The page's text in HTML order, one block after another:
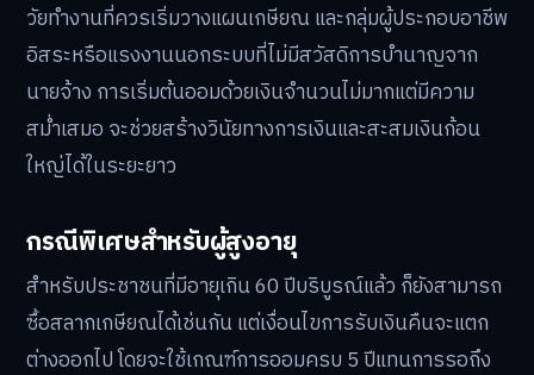
ผู้ที่มีสิทธิ์ซื้อสลากเกษียณจะต้องมีคุณสมบัติดังนี้:
มีสัญชาติไทย และมีอายุตั้งแต่ 15 ปีบริบูรณ์ขึ้นไป
ต้องสมัครเป็นสมาชิกของกองทุนการออมแห่งชาติ
(กอช.) ก่อน เนื่องจากเงินออมจะถูกนำฝากเข้าบัญชี
กอช. ของแต่ละบุคคล
ผลิตภัณฑ์นี้มุ่งเน้นไปที่กลุ่มคนรุ่นใหม่ (อายุ 20-40 ปี) ซึ่งเป็น
วัยทำงานที่ควรเริ่มวางแผนเกษียณ และกลุ่มผู้ประกอบอาชีพ
อิสระหรือแรงงานนอกระบบที่ไม่มีสวัสดิการบำนาญจาก